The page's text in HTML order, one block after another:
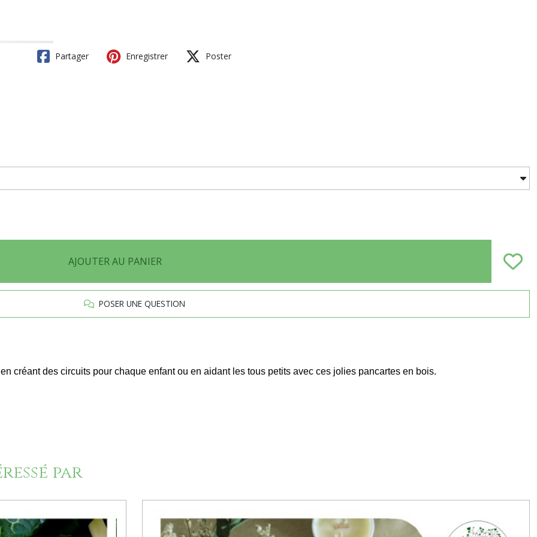
Partager Enregistrer Poster
AJOUTER AU PANIER
POSER UNE QUESTION
créant des circuits pour chaque enfant ou en aidant les tous petits avec ces jolies pancartes en bois.
par